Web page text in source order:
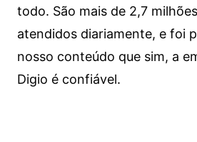
todo. São mais de 2,7
atendidos diariamente, e foi
nosso conteúdo que sim, a
Digio é confiável.